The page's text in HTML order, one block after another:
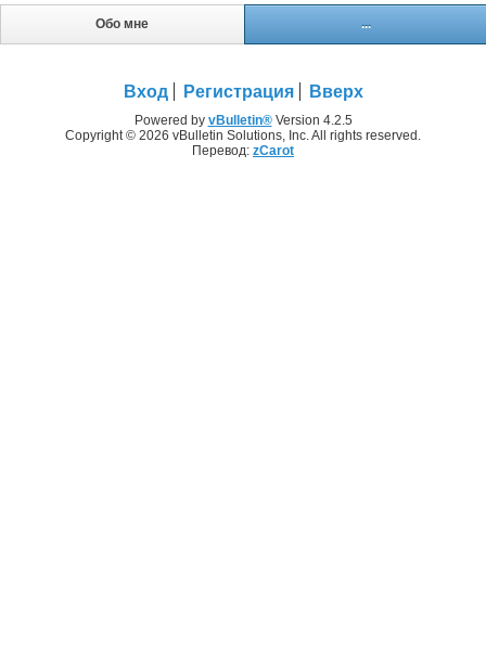
Обо мне ...
Вход Регистрация Вверх
Powered by vBulletin®Version 4.2.5
Copyright © 2026 vBulletin Solutions, Inc. All rights reserved.
Перевод: zCarot